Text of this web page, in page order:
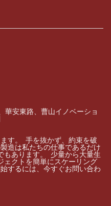
華安東路、曹山イノベーショ
す。 手を抜かず、約束を破
造は私たちの仕事であるだけ
もあります。 少量から大量生
ェクトを簡単にスケーリング
するには、今すぐお問い合わ